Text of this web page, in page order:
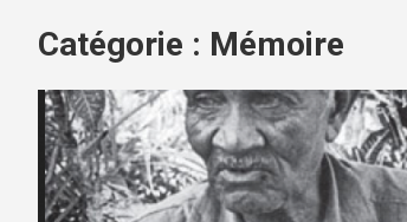
Catégorie : Mémoire